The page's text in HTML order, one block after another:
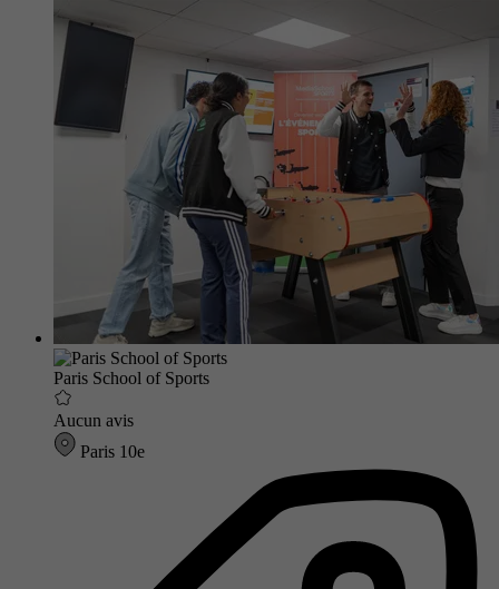
Paris School of Sports
Aucun avis
Paris 10e